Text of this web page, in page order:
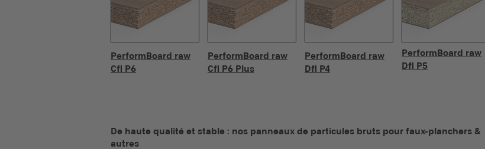
PerformBoard raw
Cfl P6
PerformBoard raw
Cfl P6 Plus
PerformBoard raw
Dfl P4
PerformBoard raw
Dfl P5
De haute qualité et stable : nos panneaux de particules bruts pour faux-planchers &
autres